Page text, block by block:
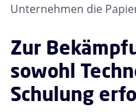
Unternehmen die
Zur
sowohl
Schulung